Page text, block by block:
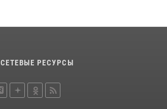
РЕСУРСЫ